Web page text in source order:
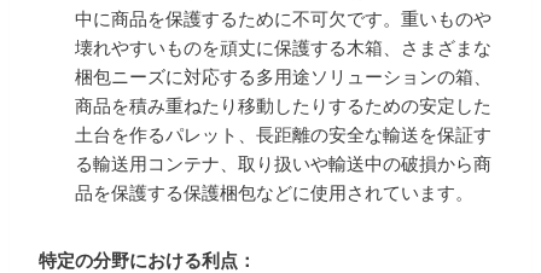
中に商品を保護するために不可欠です。重いものや
壊れやすいものを頑丈に保護する木箱、さまざまな
梱包ニーズに対応する多用途ソリューションの箱、
商品を積み重ねたり移動したりするための安定した
土台を作るパレット、長距離の安全な輸送を保証す
る輸送用コンテナ、取り扱いや輸送中の破損から商
品を保護する保護梱包などに使用されています。
特定の分野における利点：